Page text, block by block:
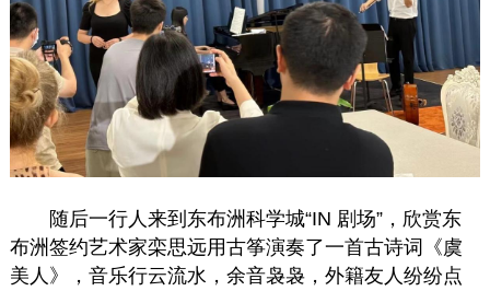
随后一行人来到东布洲科学城“IN 剧场”，欣赏东
布洲签约艺术家栾思远用古筝演奏了一首古诗词《虞
美人》，音乐行云流水，余音袅袅，外籍友人纷纷点